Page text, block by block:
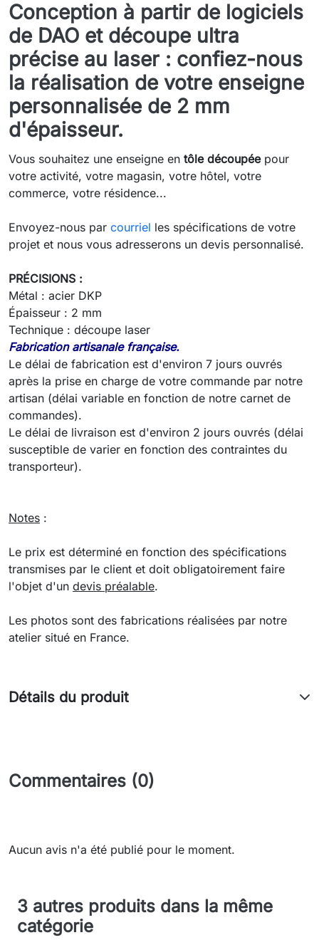
Conception à partir de logiciels
de DAO et découpe ultra
précise au laser : confiez-nous
la réalisation de votre enseigne
personnalisée de 2 mm
d'épaisseur.
Vous souhaitez une enseigne en tôle découpéepour
votre activité, votre magasin, votre hôtel, votre
commerce, votre résidence...
Envoyez-nous par courriel les spécifications de votre
projet et nous vous adresserons un devis personnalisé.
PRÉCISIONS :
Métal : acier DKP
Épaisseur : 2 mm
Technique : découpe laser
Fabrication artisanale française.
Le délai de fabrication est d'environ 7 jours ouvrés
après la prise en charge de votre commande par notre
artisan (délai variable en fonction de notre carnet de
commandes).
Le délai de livraison est d'environ 2 jours ouvrés (délai
susceptible de varier en fonction des contraintes du
transporteur).
Notes :
Le prix est déterminé en fonction des spécifications
transmises par le client et doit obligatoirement faire
l'objet d'un devis préalable.
Les photos sont des fabrications réalisées par notre
atelier situé en France.
Détails du produit
Commentaires (0)
Aucun avis n'a été publié pour le moment.
3 autres produits dans la même
catégorie